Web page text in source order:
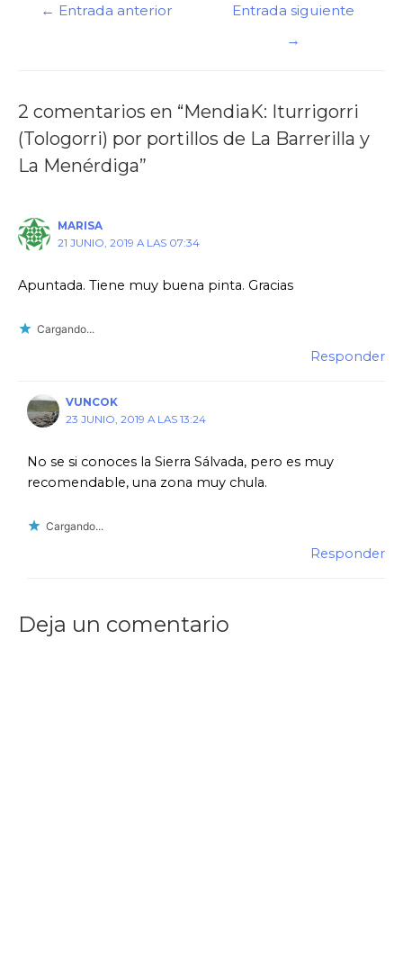
← Entrada anterior
Entrada siguiente
→
2 comentarios en “MendiaK: Iturrigorri
(Tologorri) por portillos de La Barrerilla y
La Menérdiga”
MARISA
21 JUNIO, 2019 A LAS 07:34
Apuntada. Tiene muy buena pinta. Gracias
Cargando...
Responder
VUNCOK
23 JUNIO, 2019 A LAS 13:24
No se si conoces la Sierra Sálvada, pero es muy
recomendable, una zona muy chula.
Cargando...
Responder
Deja un comentario